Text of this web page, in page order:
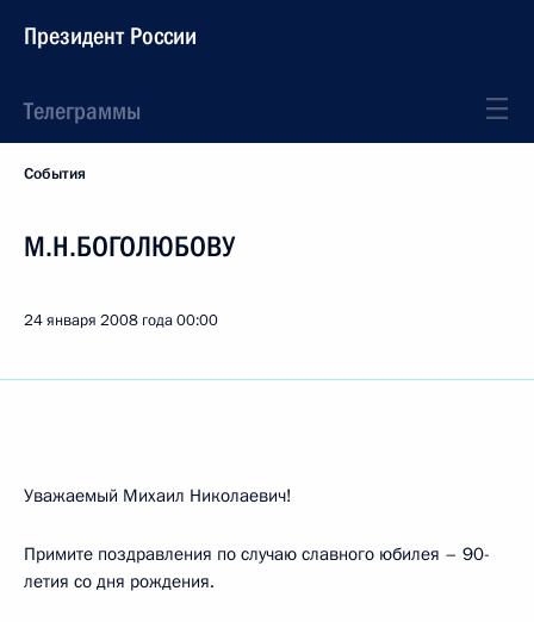
Президент России
Телеграммы
События
М.Н.БОГОЛЮБОВУ
24 января 2008 года00:00
Уважаемый Михаил Николаевич!
Примите поздравления по случаю славного юбилея – 90-
летия со дня рождения.